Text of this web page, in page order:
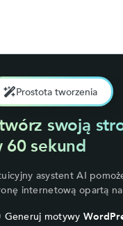
Prostota tworzenia
swoją
60 sekund
asystent AI
internetową opartą
Generuj motywy